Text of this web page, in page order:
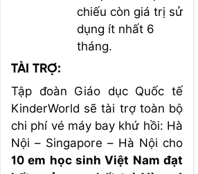
chiếu còn giá trị sử
dụng ít nhất 6
tháng.
TÀI TRỢ:
Tập đoàn Giáo dục Quốc tế
KinderWorld sẽ tài trợ toàn bộ
chi phí vé máy bay khứ hồi: Hà
Nội – Singapore – Hà Nội cho
10 em học sinh Việt Nam đạt